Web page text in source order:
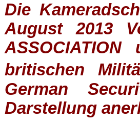
Die
August 2013
ASSOCIATION
britischen
German
Darstellung